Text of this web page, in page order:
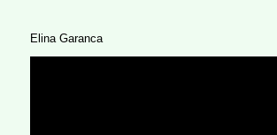
Elina Garanca